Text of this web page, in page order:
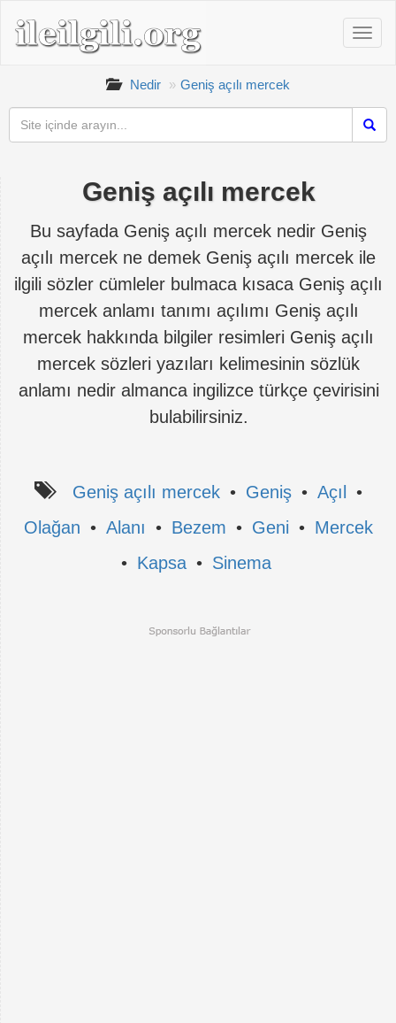
Nedir Geniş açılı mercek
Geniş açılı mercek
Bu sayfada Geniş açılı mercek nedir Geniş
açılı mercek ne demek Geniş açılı mercek ile
ilgili sözler cümleler bulmaca kısaca Geniş açılı
mercek anlamı tanımı açılımı Geniş açılı
mercek hakkında bilgiler resimleri Geniş açılı
mercek sözleri yazıları kelimesinin sözlük
anlamı nedir almanca ingilizce türkçe çevirisini
bulabilirsiniz.
Geniş açılı mercek • Geniş • Açıl
•
Olağan • Alanı • Bezem • Geni • Mercek
• Kapsa • Sinema